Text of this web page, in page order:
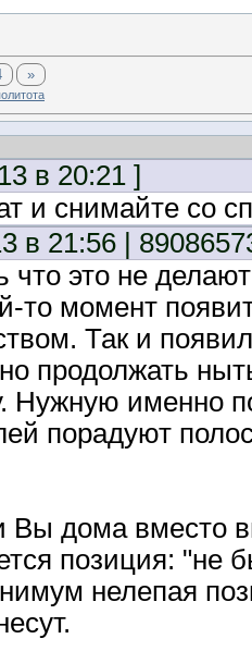
»
в 20:21 ]
и снимайте со
в 21:56 |
что это не
то момент
Так и
продолжать
Нужную именно
порадуют
Вы дома вместо
позиция: "не
нелепая